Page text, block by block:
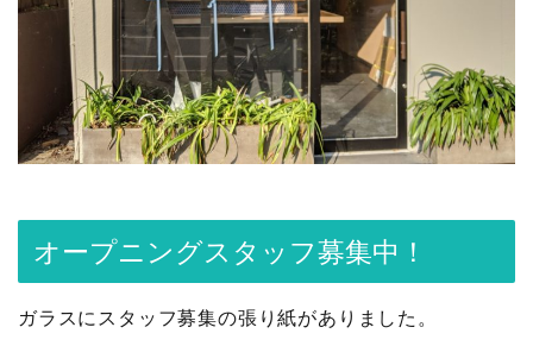
オープニングスタッフ募集中！
ガラスにスタッフ募集の張り紙がありました。